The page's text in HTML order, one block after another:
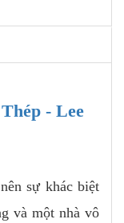
- Lee
sự khác biệt
và một nhà vô